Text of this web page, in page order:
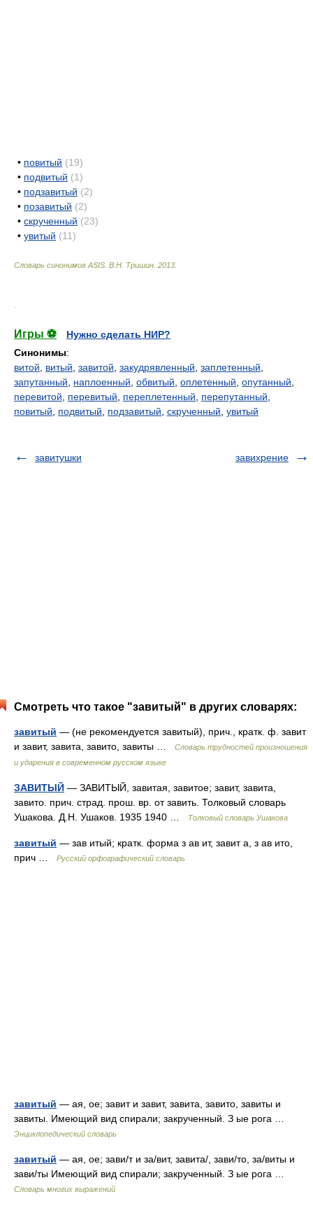
• повитый (19)
• подвитый (1)
• подзавитый (2)
• позавитый (2)
• скрученный (23)
• увитый (11)
Словарь синонимов ASIS. В.Н. Тришин 2013
Игры ⚽
Нужно сделать НИР?
Синонимы:
витой
витый завитой закудрявленный заплетенный
запутанный
наплоенный обвитый оплетенный опутанный
перевитой
перевитый переплетенный перепутанный
повитый
подвитый подзавитый скрученный увитый
завитушки завихрение
Смотреть что такое "завитый" в других словарях:
завитый — (не рекомендуется завитый), прич., кратк. ф. завит
и завит, завита, завито, завиты …
Словарь трудностей произношения
и ударения в современном русском языке
ЗАВИТЫЙ — ЗАВИТЫЙ, завитая, завитое; завит, завита,
завито. прич. страд. прош. вр. от завить. Толковый словарь
Ушакова. Д.Н. Ушаков. 1935 1940 …
Толковый словарь Ушакова
завитый — зав итый; кратк. форма з ав ит, завит а, з ав ито,
прич …
Русский орфографический словарь
завитый — ая, ое; завит и завит, завита, завито, завиты и
завиты. Имеющий вид спирали; закрученный. З ые рога …
Энциклопедический словарь
завитый — ая, ое; зави/т и за/вит, завита/, зави/то, за/виты и
зави/ты Имеющий вид спирали; закрученный. З ые рога …
Словарь многих выражений